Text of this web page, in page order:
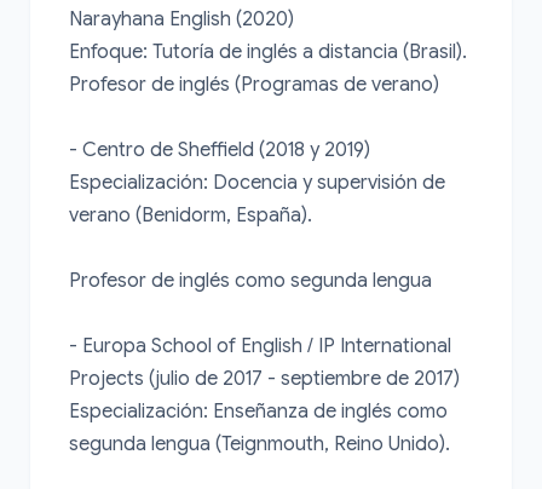
Narayhana English (2020)
Enfoque: Tutoría de inglés a distancia (Brasil).
Profesor de inglés (Programas de verano)
- Centro de Sheffield (2018 y 2019)
Especialización: Docencia y supervisión de
verano (Benidorm, España).
Profesor de inglés como segunda lengua
- Europa School of English / IP International
Projects (julio de 2017 - septiembre de 2017)
Especialización: Enseñanza de inglés como
segunda lengua (Teignmouth, Reino Unido).